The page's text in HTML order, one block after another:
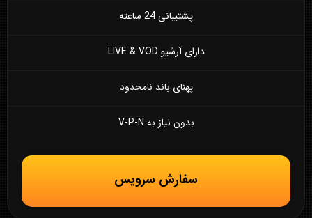
پشتیبانی 24 ساعته
دارای آرشیو LIVE & VOD
پهنای باند نامحدود
بدون نیاز به V-P-N
سفارش سرویس